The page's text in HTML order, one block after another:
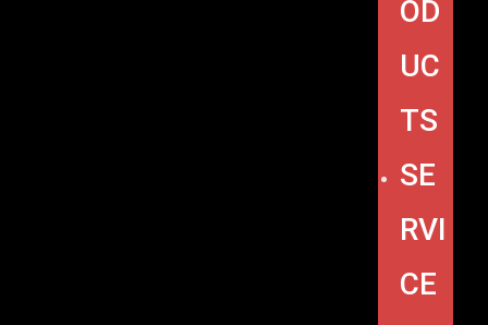
OD
UC
TS
SE
RVI
CE